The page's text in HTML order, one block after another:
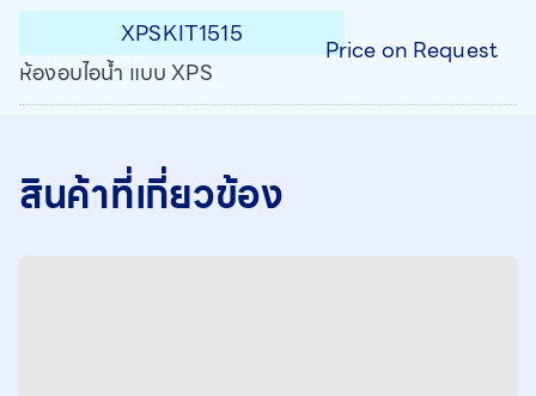
XPSKIT1515
ห้องอบไอน้ำ แบบ XPS
Price on Request
สินค้าที่เกี่ยวข้อง